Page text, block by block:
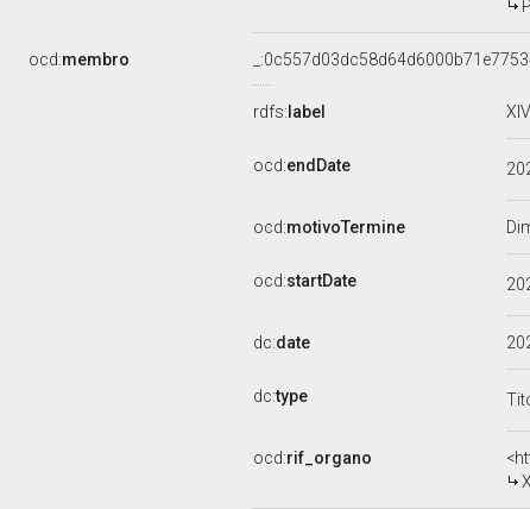
ocd:membro
rdfs: label
ocd:endDate
ocd:motivoTermine
ocd:startDate
dc:date
dc:type
ocd:rif_organo